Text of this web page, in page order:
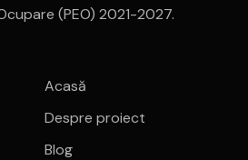
(PEO) 2021-2027.
Acasă
Despre proiect
Blog